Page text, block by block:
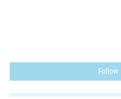
Follow